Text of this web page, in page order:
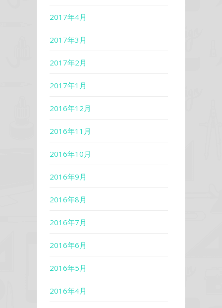
2017年4月
2017年3月
2017年2月
2017年1月
2016年12月
2016年11月
2016年10月
2016年9月
2016年8月
2016年7月
2016年6月
2016年5月
2016年4月